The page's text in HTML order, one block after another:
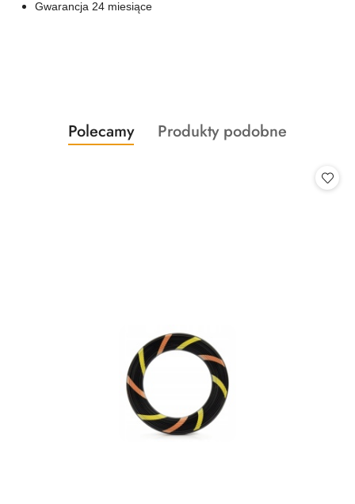
Gwarancja 24 miesiące
Pomiń karuzelę produktów
Produkty
o
Polecamy
Produkty
Produkty podobne